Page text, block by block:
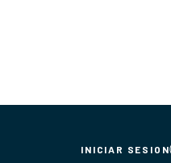
INICIAR SESION